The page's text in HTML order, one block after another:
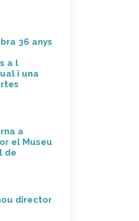
36 anys
a l
i una
a
el Museu
de
director